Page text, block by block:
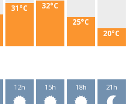
31°C 32°C
25°C
20°C
12h 15h 18h 21h